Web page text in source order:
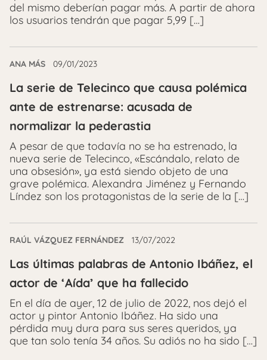
del mismo deberían pagar más. A partir de ahora
los usuarios tendrán que pagar 5,99 […]
ANA MÁS 09/01/2023
La serie de Telecinco que causa polémica
ante de estrenarse: acusada de
normalizar la pederastia
A pesar de que todavía no se ha estrenado, la
nueva serie de Telecinco, «Escándalo, relato de
una obsesión», ya está siendo objeto de una
grave polémica. Alexandra Jiménez y Fernando
Líndez son los protagonistas de la serie de la […]
RAÚL VÁZQUEZ FERNÁNDEZ 13/07/2022
Las últimas palabras de Antonio Ibáñez, el
actor de ‘Aída’ que ha fallecido
En el día de ayer, 12 de julio de 2022, nos dejó el
actor y pintor Antonio Ibáñez. Ha sido una
pérdida muy dura para sus seres queridos, ya
que tan solo tenía 34 años. Su adiós no ha sido […]